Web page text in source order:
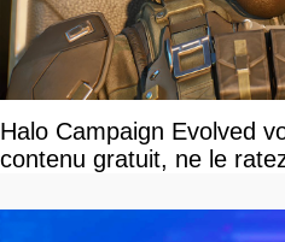
Halo Campaign Evolved
contenu gratuit, ne le